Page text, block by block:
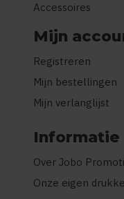
Accessoires
Mijn
Registreren
Mijn bestellingen
Mijn verlanglijst
Informatie
Over Jobo
Onze eigen